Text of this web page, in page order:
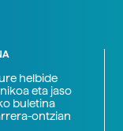
helbide
eta jaso
buletina
ontzian